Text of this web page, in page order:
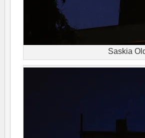
Saskia